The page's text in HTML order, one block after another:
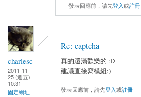
發表回應前，請先登入或註冊
charlesc
2011-11-
25 (週五)
10:31
固定網址
Re: captcha
真的還滿歡樂的 :D
建議直接寫模組:)
發表回應前，請先登入或註冊